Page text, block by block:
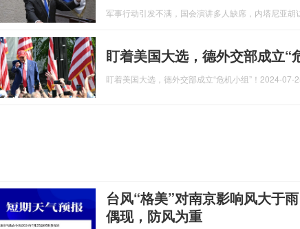
军事行动引发不满，国会演讲多人缺席，内塔尼亚胡
盯着美国大选，德外交部成立“
盯着美国大选，德外交部成立“危机小组”！ 2024-07-
台风“格美”对南京影响风大于
偶现，防风为重